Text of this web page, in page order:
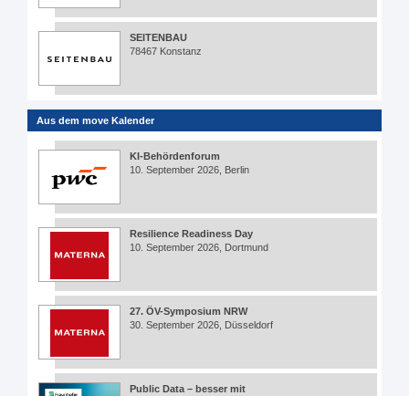
SEITENBAU
78467 Konstanz
Aus dem move Kalender
KI-Behördenforum
10. September 2026, Berlin
Resilience Readiness Day
10. September 2026, Dortmund
27. ÖV-Symposium NRW
30. September 2026, Düsseldorf
Public Data – besser mit